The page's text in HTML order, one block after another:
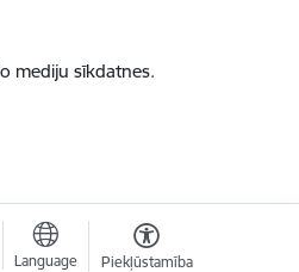
mediju sīkdatnes.
Language Piekļūstamība